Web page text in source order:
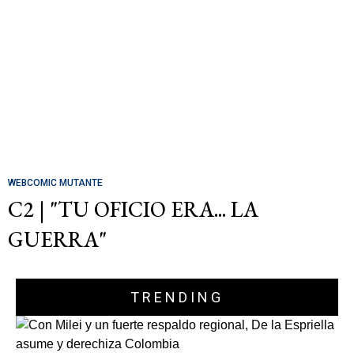
WEBCOMIC MUTANTE
C2 | "TU OFICIO ERA... LA
GUERRA"
TRENDING